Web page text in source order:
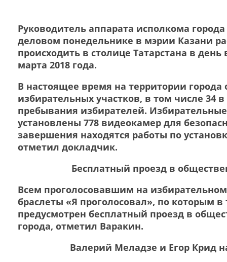
Руководитель аппарата исполкома
деловом понедельнике в мэрии Казани
происходить в столице Татарстана в
марта 2018 года.
В настоящее время на территории города
избирательных участков, в том числе 34
пребывания избирателей.
установлены 778 видеокамер для
завершения находятся работы по
отметил докладчик.
Бесплатный проезд в
Всем проголосовавшим на
браслеты «Я проголосовал», по которым
предусмотрен бесплатный проезд в
города, отметил Варакин.
Валерий Меладзе и Егор Крид